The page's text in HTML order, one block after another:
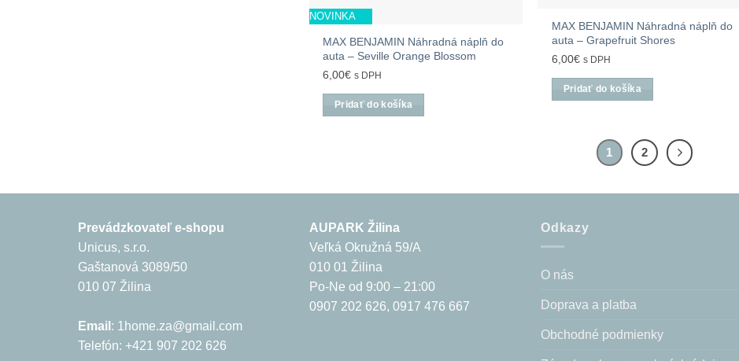
NOVINKA
MAX BENJAMIN Náhradná náplň do
auta – Seville Orange Blossom
6,00€ s DPH
Pridať do košíka
MAX BENJAMIN Náhradná náplň do
auta – Grapefruit Shores
6,00€ s DPH
Pridať do košíka
1 2
Prevádzkovateľ e-shopu
Unicus, s.r.o.
Gaštanová 3089/50
010 07 Žilina
Email : 1home.za@gmail.com
Telefón: +421 907 202 626
AUPARK Žilina
Veľká Okružná 59/A
010 01 Žilina
Po-Ne od 9:00 – 21:00
0907 202 626, 0917 476 667
Odkazy
O nás
Doprava a platba
Obchodné podmienky